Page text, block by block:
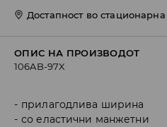
Достапност во
ОПИС НА ПРОИЗВОДОТ
106AB-97X
прилагодлива ширина
со еластични манжетни